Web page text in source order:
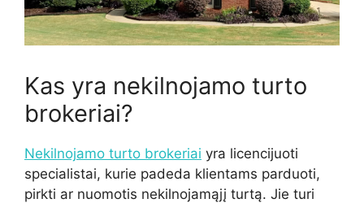
Kas yra nekilnojamo turto
brokeriai?
Nekilnojamo turto brokeriai yra licencijuoti
specialistai, kurie padeda klientams parduoti,
pirkti ar nuomotis nekilnojamąjį turtą. Jie turi